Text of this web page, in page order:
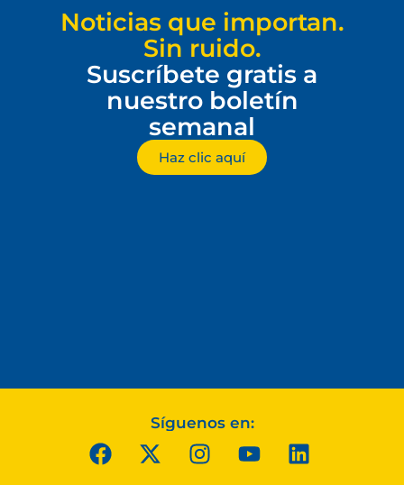
Noticias que importan.
Sin ruido.
Suscríbete gratis a
nuestro boletín
semanal
Haz clic aquí
Síguenos en: